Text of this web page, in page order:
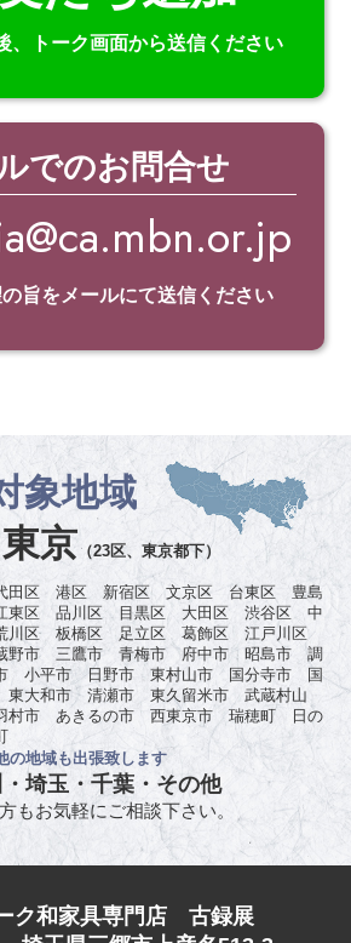
トーク画面から送信ください
でのお問合せ
旨を メールにて送信ください
象地域
東京 （23区、東京都下）
田区 港区 新宿区 文京区 台東区 豊島
区 品川区 目黒区 大田区 渋谷区 中
区 板橋区 足立区 葛飾区 江戸川区
野市 三鷹市 青梅市 府中市 昭島市 調
小平市 日野市 東村山市 国分寺市 国
大和市 清瀬市 東久留米市 武蔵村山
市 あきるの市 西東京市 瑞穂町 日の
の地域も出張致します
埼玉・千葉・その他
もお気軽にご相談下さい。
ク和家具専門店 古録展